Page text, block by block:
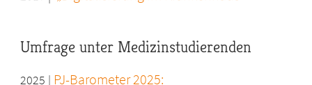
Umfrage unter Medizinstudierenden
2025 | PJ-Barometer 2025: